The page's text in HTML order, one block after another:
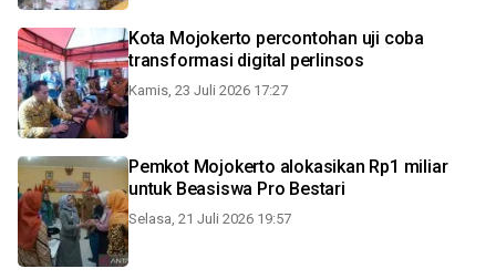
Kota Mojokerto percontohan uji coba
transformasi digital perlinsos
Kamis, 23 Juli 2026 17:27
Pemkot Mojokerto alokasikan Rp1 miliar
untuk Beasiswa Pro Bestari
Selasa, 21 Juli 2026 19:57